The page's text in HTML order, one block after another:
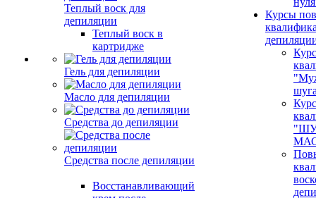
Теплый воск для
депиляции
Теплый воск в
картридже
Гель для депиляции
Масло для депиляции
Средства до депиляции
Средства после депиляции
Восстанавливающий
Курсы